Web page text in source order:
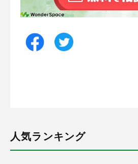
人気ランキング